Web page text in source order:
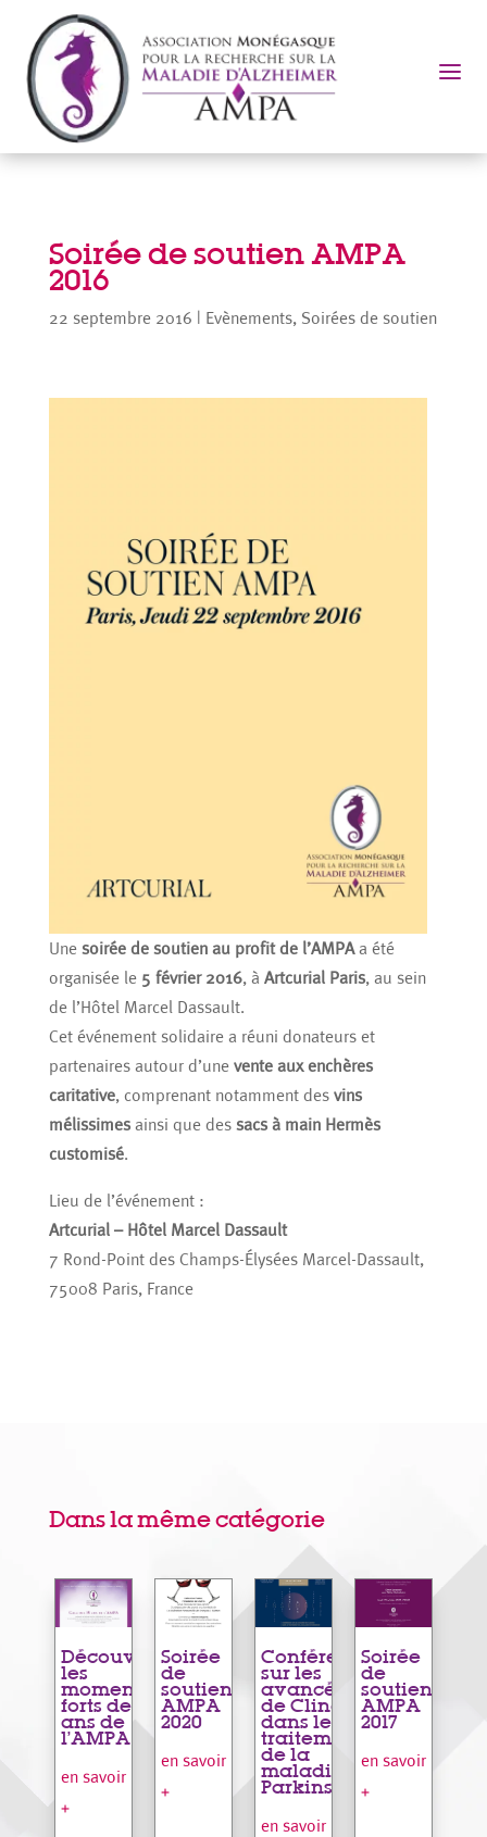
a
Soirée de soutien AMPA
2016
22 septembre 2016 | Evènements, Soirées de soutien
Une soirée de soutien au profit de l’AMPAa été
organisée le 5 février 2016, à Artcurial Paris, au sein
de l’Hôtel Marcel Dassault.
Cet événement solidaire a réuni donateurs et
partenaires autour d’une vente aux enchères
caritative, comprenant notamment des vins
mélissimesainsi que des sacs à main Hermès
customisé.
Lieu de l’événement :
Artcurial – Hôtel Marcel Dassault
7 Rond-Point des Champs-Élysées Marcel-Dassault,
75008 Paris, France
Dans la même catégorie
Découvrez
les
moments
forts des 15
ans de
l’AMPA
en savoir
+
Soirée
de
soutien
AMPA
2020
en savoir
+
Conférence
sur les
avancées
de Clinatec
dans le
traitement
de la
maladie de
Parkinson
en savoir
Soirée
de
soutien
AMPA
2017
en savoir
+